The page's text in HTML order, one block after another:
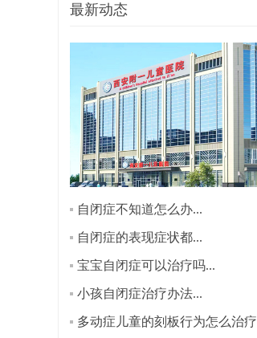
最新动态
自闭症不知道怎么办...
自闭症的表现症状都...
宝宝自闭症可以治疗吗...
小孩自闭症治疗办法...
多动症儿童的刻板行为怎么治